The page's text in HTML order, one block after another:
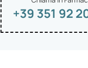
+39 351 92